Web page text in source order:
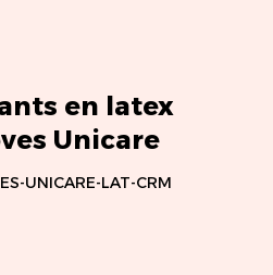
en latex
Unicare
UNICARE-LAT-CRM